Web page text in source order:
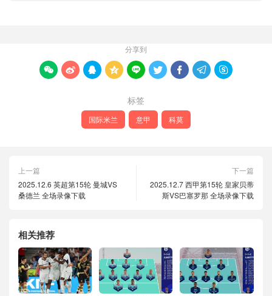
分享到
        
标签
国际米兰 意甲 科莫
上一篇
2025.12.6 英超第15轮 曼城VS
桑德兰 全场录像下载
下一篇
2025.12.7 西甲第15轮 皇家贝蒂
斯VS巴塞罗那 全场录像下载
相关推荐